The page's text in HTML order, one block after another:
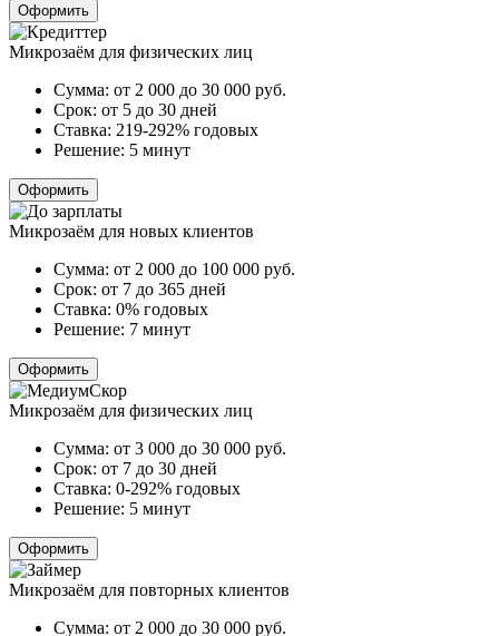
Оформить
Микрозаём для физических лиц
Сумма: от 2 000 до 30 000 руб.
Срок: от 5 до 30 дней
Ставка: 219-292% годовых
Решение: 5 минут
Оформить
Микрозаём для новых клиентов
Сумма: от 2 000 до 100 000 руб.
Срок: от 7 до 365 дней
Ставка: 0% годовых
Решение: 7 минут
Оформить
Микрозаём для физических лиц
Сумма: от 3 000 до 30 000 руб.
Срок: от 7 до 30 дней
Ставка: 0-292% годовых
Решение: 5 минут
Оформить
Микрозаём для повторных клиентов
Сумма: от 2 000 до 30 000 руб.